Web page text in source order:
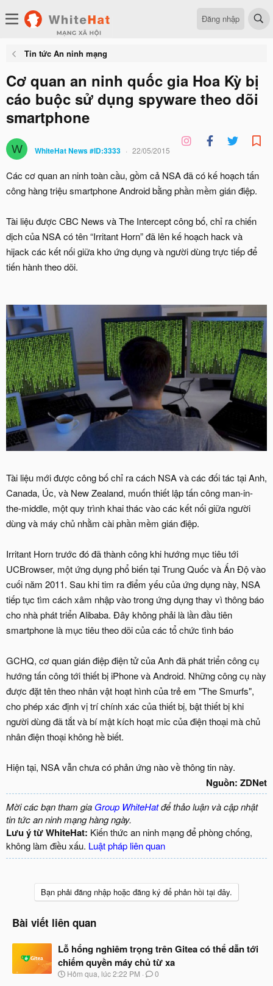
Đăng nhập
Tin tức An ninh mạng
Cơ quan an ninh quốc gia Hoa Kỳ bị
cáo buộc sử dụng spyware theo dõi
smartphone
W WhiteHat News #ID:3333 22/05/2015
Các cơ quan an ninh toàn cầu, gồm cả NSA đã có kế hoạch tấn
công hàng triệu smartphone Android bằng phần mềm gián điệp.
Tài liệu được CBC News và The Intercept công bố, chỉ ra chiến
dịch của NSA có tên “Irritant Horn” đã lên kế hoạch hack và
hijack các kết nối giữa kho ứng dụng và người dùng trực tiếp để
tiến hành theo dõi.
Tài liệu mới được công bố chỉ ra cách NSA và các đối tác tại Anh,
Canada, Úc, và New Zealand, muốn thiết lập tấn công man-in-
the-middle, một quy trình khai thác vào các kết nối giữa người
dùng và máy chủ nhằm cài phần mềm gián điệp.
Irritant Horn trước đó đã thành công khi hướng mục tiêu tới
UCBrowser, một ứng dụng phổ biến tại Trung Quốc và Ấn Độ vào
cuối năm 2011. Sau khi tim ra điểm yếu của ứng dụng này, NSA
tiếp tục tìm cách xâm nhập vào trong ứng dụng thay vì thông báo
cho nhà phát triển Alibaba. Đây không phải là lần đầu tiên
smartphone là mục tiêu theo dõi của các tổ chức tình báo
GCHQ, cơ quan gián điệp điện tử của Anh đã phát triển công cụ
hướng tấn công tới thiết bị iPhone và Android. Những công cụ này
được đặt tên theo nhân vật hoạt hình của trẻ em "The Smurfs",
cho phép xác định vị trí chính xác của thiết bị, bật thiết bị khi
người dùng đã tắt và bí mật kích hoạt mic của điện thoại mà chủ
nhân điện thoại không hề biết.
Hiện tại, NSA vẫn chưa có phản ứng nào về thông tin này.
Nguồn: ZDNet
Mời các bạn tham gia Group WhiteHatđể thảo luận và cập nhật
tin tức an ninh mạng hàng ngày.
Lưu ý từ WhiteHat: Kiến thức an ninh mạng để phòng chống,
không làm điều xấu. Luật pháp liên quan
Bạn phải đăng nhập hoặc đăng ký để phản hồi tại đây.
Bài viết liên quan
Lỗ hổng nghiêm trọng trên Gitea có thể dẫn tới
chiếm quyền máy chủ từ xa
N
Hôm qua, lúc 2:22 PM 0